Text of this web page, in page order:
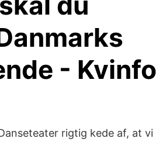
- Kvinfo
rigtig kede af, at vi